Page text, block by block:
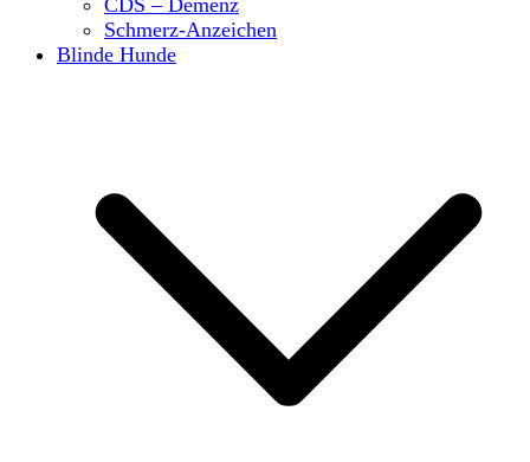
CDS – Demenz
Schmerz-Anzeichen
Blinde Hunde